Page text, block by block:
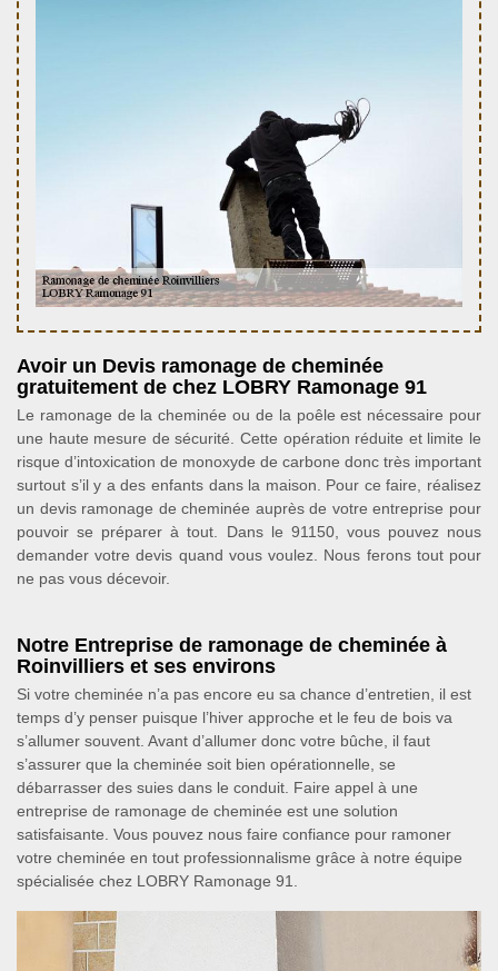
Avoir un Devis ramonage de cheminée
gratuitement de chez LOBRY Ramonage 91
Le ramonage de la cheminée ou de la poêle est nécessaire pour
une haute mesure de sécurité. Cette opération réduite et limite le
risque d’intoxication de monoxyde de carbone donc très important
surtout s’il y a des enfants dans la maison. Pour ce faire, réalisez
un devis ramonage de cheminée auprès de votre entreprise pour
pouvoir se préparer à tout. Dans le 91150, vous pouvez nous
demander votre devis quand vous voulez. Nous ferons tout pour
ne pas vous décevoir.
Notre Entreprise de ramonage de cheminée à
Roinvilliers et ses environs
Si votre cheminée n’a pas encore eu sa chance d’entretien, il est
temps d’y penser puisque l’hiver approche et le feu de bois va
s’allumer souvent. Avant d’allumer donc votre bûche, il faut
s’assurer que la cheminée soit bien opérationnelle, se
débarrasser des suies dans le conduit. Faire appel à une
entreprise de ramonage de cheminée est une solution
satisfaisante. Vous pouvez nous faire confiance pour ramoner
votre cheminée en tout professionnalisme grâce à notre équipe
spécialisée chez LOBRY Ramonage 91.